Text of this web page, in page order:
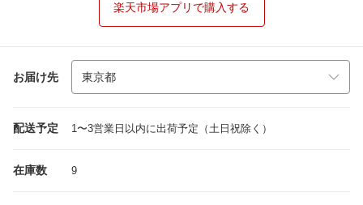
楽天市場アプリで購入する
お届け先
配送予定 1〜3営業日以内に出荷予定（土日祝除く）
在庫数 9